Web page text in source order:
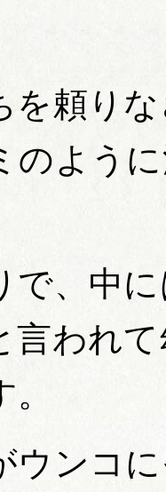
を頼り
のよう
で、中
言われ
ウンコ